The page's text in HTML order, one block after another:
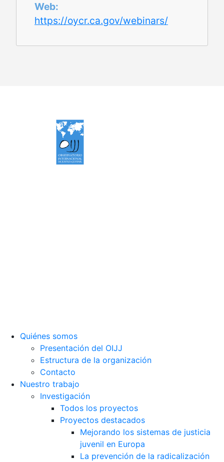
Web
https://oycr.ca.gov/webinars/
Quiénes somos
Presentación del OIJJ
Estructura de la organización
Contacto
Nuestro trabajo
Investigación
Todos los proyectos
Proyectos destacados
Mejorando los sistemas de justicia
juvenil en Europa
La prevención de la radicalización